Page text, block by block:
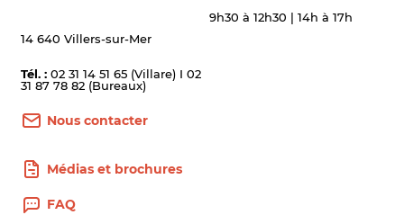
14 640 Villers-sur-Mer
Tél. : 02 31 14 51 65 (Villare) I 02
31 87 78 82 (Bureaux)
Nous contacter
9h30 à 12h30 | 14h à 17h
Médias et brochures
FAQ